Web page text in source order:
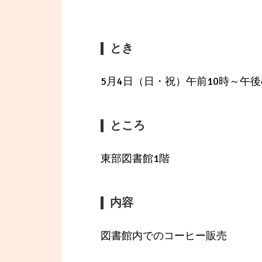
とき
5月4日（日・祝）午前10時～午
ところ
東部図書館1階
内容
図書館内でのコーヒー販売